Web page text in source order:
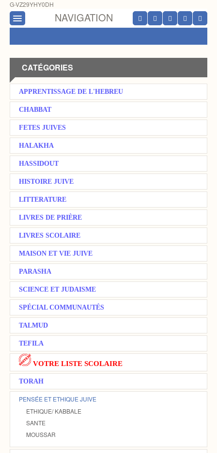
G-VZ29YHY0DH
NAVIGATION
CATÉGORIES
APPRENTISSAGE DE L'HEBREU
CHABBAT
FETES JUIVES
HALAKHA
HASSIDOUT
HISTOIRE JUIVE
LITTERATURE
LIVRES DE PRIÈRE
LIVRES SCOLAIRE
MAISON ET VIE JUIVE
PARASHA
SCIENCE ET JUDAISME
SPÉCIAL COMMUNAUTÉS
TALMUD
TEFILA
VOTRE LISTE SCOLAIRE
TORAH
PENSÉE ET ETHIQUE JUIVE
ETHIQUE/ KABBALE
SANTE
MOUSSAR